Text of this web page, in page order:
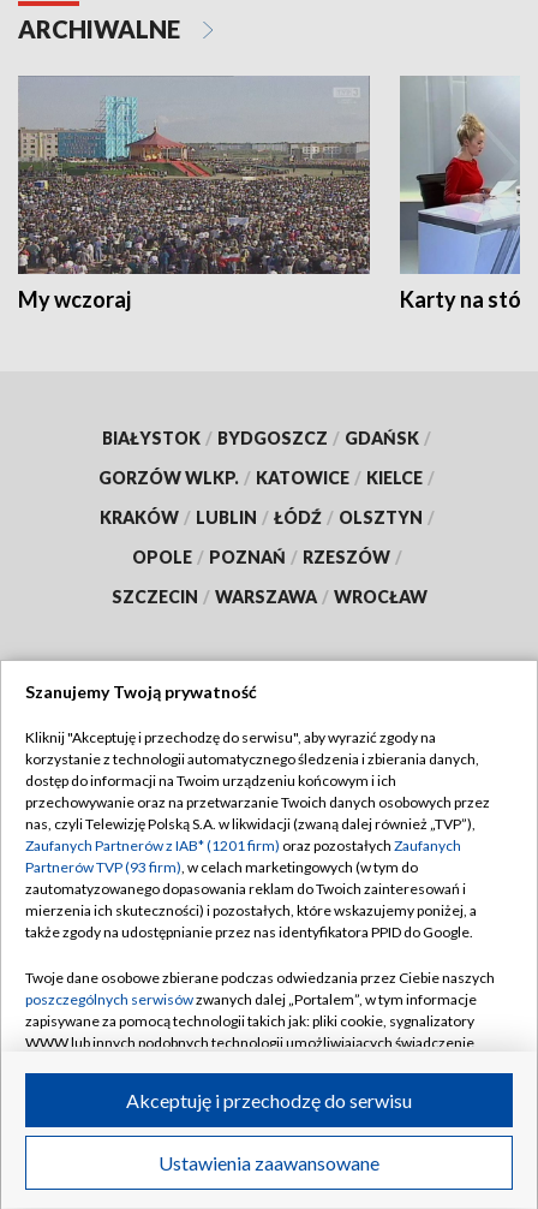
ARCHIWALNE
My wczoraj Karty na
BIAŁYSTOK / BYDGOSZCZ / GDAŃSK /
GORZÓW WLKP. / KATOWICE / KIELCE /
KRAKÓW / LUBLIN / ŁÓDŹ / OLSZTYN /
OPOLE / POZNAŃ / RZESZÓW /
SZCZECIN / WARSZAWA / WROCŁAW
TVP
Abonament TVP
Emisja w TVP
Centrum informacji TVP
Naziemna Telewizja Cyfrowa
Rada Programowa
System NOS
Informacje o nadawcy
Program dla prasy
Ogłoszenie przetargowe
Regulamin TVP
Polityka prywatności
Moje zgody
Pomoc
Kontakt
Kanały
©2026 Telewizja Polska S.A. w likwidacji
Szanujemy Twoją prywatność
Kliknij "Akceptuję i przechodzę do serwisu", aby wyrazić zgody na
korzystanie z technologii automatycznego śledzenia i zbierania danych,
dostęp do informacji na Twoim urządzeniu końcowym i ich
przechowywanie oraz na przetwarzanie Twoich danych osobowych przez
nas, czyli Telewizję Polską S.A. w likwidacji (zwaną dalej również „TVP”),
Zaufanych Partnerów z IAB* (1201 firm) oraz pozostałych Zaufanych
Partnerów TVP (93 firm), w celach marketingowych (w tym do
zautomatyzowanego dopasowania reklam do Twoich zainteresowań i
mierzenia ich skuteczności) i pozostałych, które wskazujemy poniżej, a
także zgody na udostępnianie przez nas identyfikatora PPID do Google.
Twoje dane osobowe zbierane podczas odwiedzania przez Ciebie naszych
poszczególnych serwisówzwanych dalej „Portalem”, w tym informacje
zapisywane za pomocą technologii takich jak: pliki cookie, sygnalizatory
WWW lub innych podobnych technologii umożliwiających świadczenie
ruchu w Internecie.
Twoje dane osobowe zbierane podczas odwiedzania przez Ciebie
poszczególnych serwisówna Portalu, takie jak adresy IP, identyfikatory
Ustawienia zaawansowane
Akceptuję i przechodzę do serwisu